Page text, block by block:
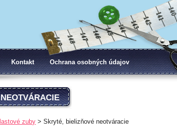
Kontakt Ochrana osobných údajov
zuby
Skryté, bielizňové neotváracie